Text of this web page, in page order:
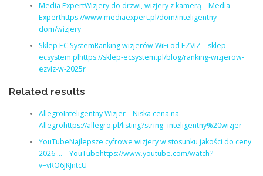
Media ExpertWizjery do drzwi, wizjery z kamerą – Media
Experthttps://www.mediaexpert.pl/dom/inteligentny-
dom/wizjery
Sklep EC SystemRanking wizjerów WiFi od EZVIZ – sklep-
ecsystem.plhttps://sklep-ecsystem.pl/blog/ranking-wizjerow-
ezviz-w-2025r
Related results
AllegroInteligentny Wizjer – Niska cena na
Allegrohttps://allegro.pl/listing?string=inteligentny%20wizjer
YouTubeNajlepsze cyfrowe wizjery w stosunku jakości do ceny
2026 … – YouTubehttps://www.youtube.com/watch?
v=vRO6JKJntcU